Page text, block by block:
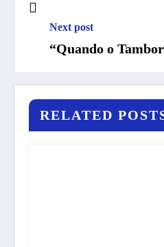
Next post
“Quando o
RELATED